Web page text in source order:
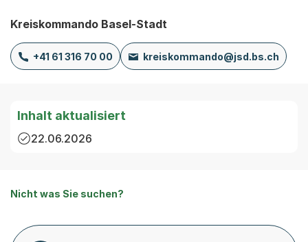
Kreiskommando Basel-Stadt
+41 61 316 70 00 kreiskommando@jsd.bs.ch
Inhalt aktualisiert
22.06.2026
Nicht was Sie suchen?